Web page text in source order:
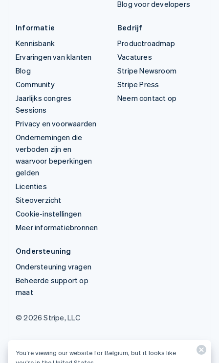
Blog voor developers
Informatie
Kennisbank
Ervaringen van klanten
Blog
Community
Jaarlijks congres
Sessions
Privacy en voorwaarden
Ondernemingen die
verboden zijn en
waarvoor beperkingen
gelden
Licenties
Siteoverzicht
Cookie-instellingen
Meer informatiebronnen
Bedrijf
Productroadmap
Vacatures
Stripe Newsroom
Stripe Press
Neem contact op
Ondersteuning
Ondersteuning vragen
Beheerde support op
maat
© 2026 Stripe, LLC
You’re viewing our website for Belgium, but it looks like